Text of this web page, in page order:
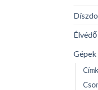
Élvédő
Gépek